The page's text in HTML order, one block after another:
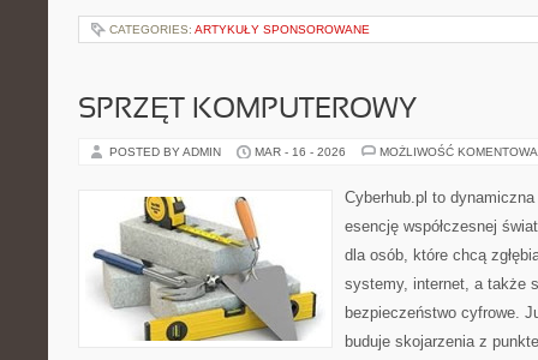
CATEGORIES: ARTYKUŁY SPONSOROWANE
SPRZĘT KOMPUTEROWY
POSTED BY ADMIN MAR - 16 - 2026 MOŻLIWOŚĆ
Cyberhub.pl to
esencję współczesnej
dla osób, które chcą
systemy, internet, a także
bezpieczeństwo cyfrowe.
buduje skojarzenia z